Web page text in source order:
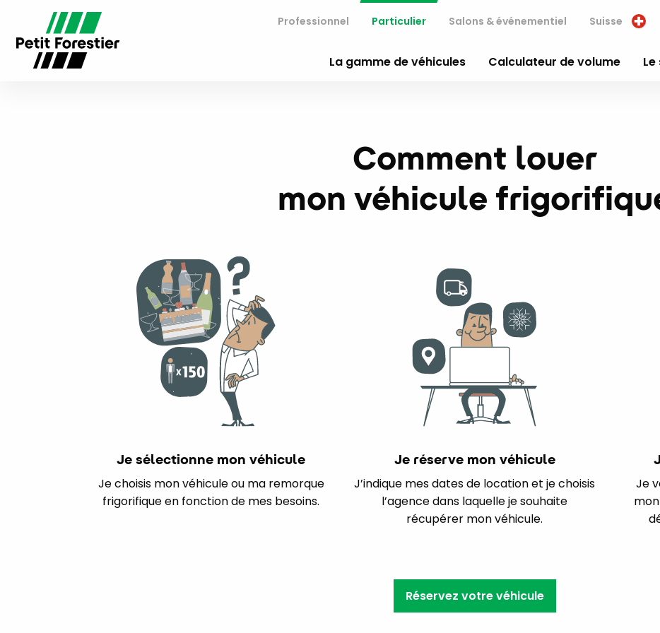
Professionnel Particulier Salons & événementiel Suisse
La gamme de véhicules Calculateur de volume
Comment louer
mon véhicule
Je sélectionne mon véhicule
Je choisis mon véhicule ou ma remorque
frigorifique en fonction de mes besoins.
Je réserve mon véhicule
J’indique mes dates de location et je choisis
l’agence dans laquelle je souhaite
récupérer mon véhicule.
Je
Réservez votre véhicule